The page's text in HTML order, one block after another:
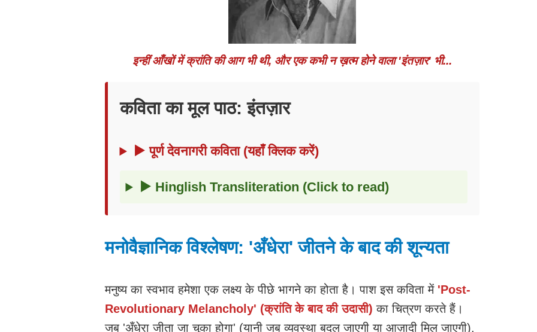
इन्हीं आँखों में क्रांति की आग भी थी, और एक कभी न ख़त्म होने वाला 'इंतज़ार' भी...
कविता का मूल पाठ: इंतज़ार
▶ पूर्ण देवनागरी कविता (यहाँ क्लिक करें)
▶ Hinglish Transliteration (Click to read)
मनोवैज्ञानिक विश्लेषण: 'अँधेरा' जीतने के बाद की शून्यता
मनुष्य का स्वभाव हमेशा एक लक्ष्य के पीछे भागने का होता है। पाश इस कविता में 'Post-
Revolutionary Melancholy' (क्रांति के बाद की उदासी) का चित्रण करते हैं।
जब 'अँधेरा जीता जा चुका होगा' (यानी जब व्यवस्था बदल जाएगी या आज़ादी मिल जाएगी),